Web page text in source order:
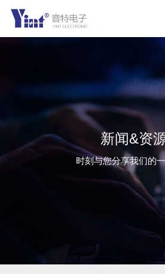
新闻&资
时刻与您分享我们的